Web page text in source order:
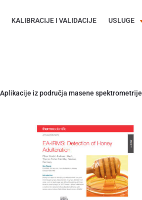
KALIBRACIJE I VALIDACIJE USLUGE
Aplikacije iz područja masene spektrometrije